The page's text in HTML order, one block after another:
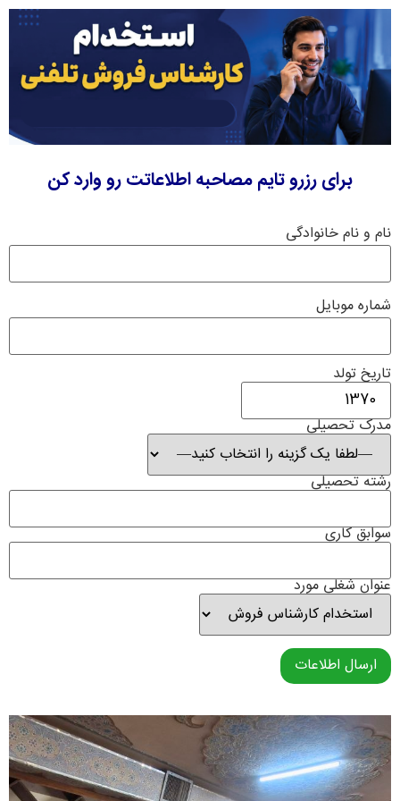
برای رزرو تایم مصاحبه اطلاعاتت رو وارد کن
نام و نام خانوادگی
شماره موبایل
تاریخ تولد
مدرک تحصیلی
رشته تحصیلی
سوابق کاری
عنوان شغلی مورد